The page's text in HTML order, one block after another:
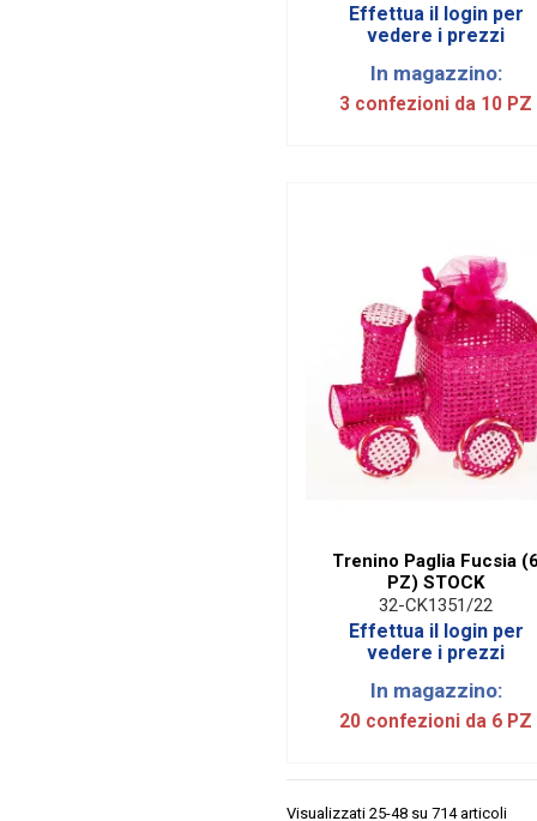
Effettua il login per
vedere i prezzi
In magazzino:
3 confezioni da 10 PZ
Trenino Paglia Fucsia (6
PZ) STOCK
32-CK1351/22
Effettua il login per
vedere i prezzi
In magazzino:
20 confezioni da 6 PZ
Visualizzati 25-48 su 714 articoli